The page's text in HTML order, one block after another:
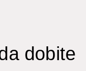
dobite